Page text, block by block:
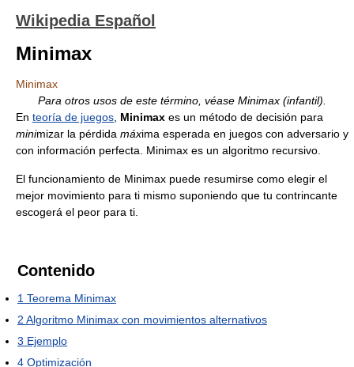
Wikipedia Español
Minimax
Minimax
Para otros usos de este término, véase Minimax (infantil).
En teoría de juegos Minimax es un método de decisión para
minimizar la pérdida máxima esperada en juegos con adversario y
con información perfecta. Minimax es un algoritmo recursivo.
El funcionamiento de Minimax puede resumirse como elegir el
mejor movimiento para ti mismo suponiendo que tu contrincante
escogerá el peor para ti.
Contenido
1 Teorema Minimax
2 Algoritmo Minimax con movimientos alternativos
3 Ejemplo
4 Optimización